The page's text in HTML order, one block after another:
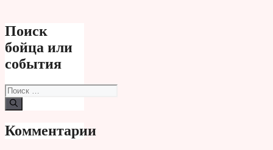
Поиск
бойца или
события
Поиск:
Комментарии